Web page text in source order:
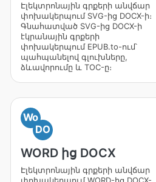
Էլեկտրոնային գրքերի անվճար
փոխակերպում SVG-ից DOCX-ի։
Գնահատված SVG-ից DOCX-ի
էկրանային գրքերի
փոխակերպում EPUB.to-ում՝
պահպանելով գլուխները,
ձևավորումը և TOC-ը։
Wo
DO
WORD ից DOCX
Էլեկտրոնային գրքերի անվճար